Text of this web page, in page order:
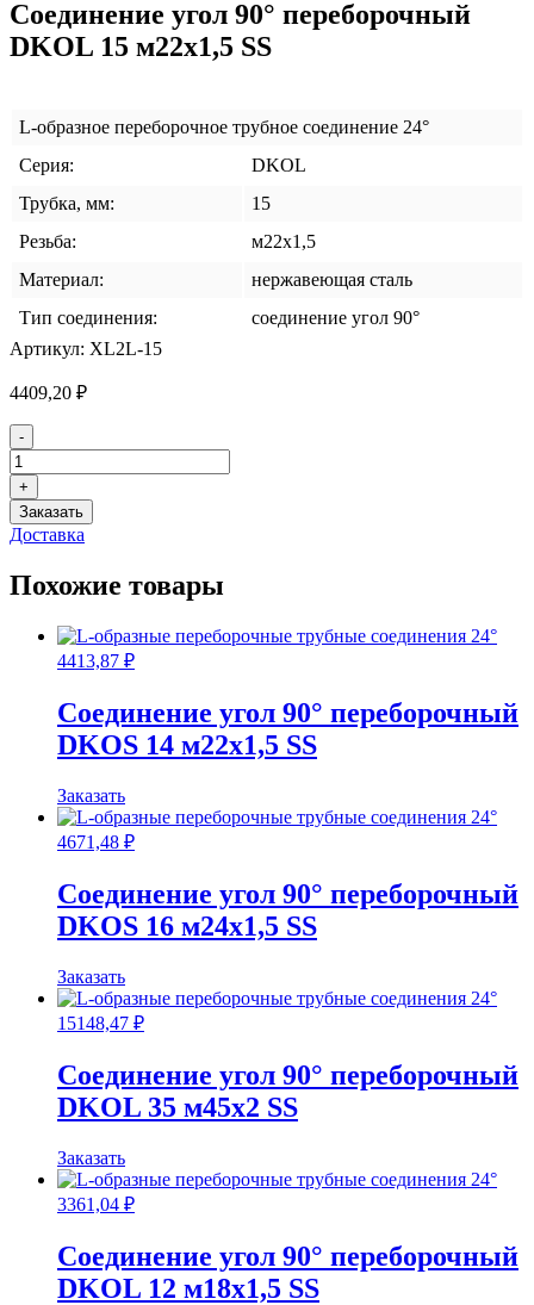
Соединение угол 90° переборочный
DKOL 15 м22х1,5 SS
L-образное переборочное трубное соединение 24°
Серия:
DKOL
Трубка, мм:
15
Резьба:
м22х1,5
Материал:
нержавеющая сталь
Тип соединения:
cоединение угол 90°
Артикул: XL2L-15
4409,20 ₽
Количество
товара
Соединение
угол
90°
переборочный
15
-
+
Заказать
Доставка
Похожие товары
4413,87 ₽
Соединение угол 90° переборочный
DKOS 14 м22х1,5 SS
Заказать
4671,48 ₽
Соединение угол 90° переборочный
DKOS 16 м24х1,5 SS
Заказать
15148,47 ₽
Соединение угол 90° переборочный
DKOL 35 м45х2 SS
Заказать
3361,04 ₽
Соединение угол 90° переборочный
DKOL 12 м18х1,5 SS